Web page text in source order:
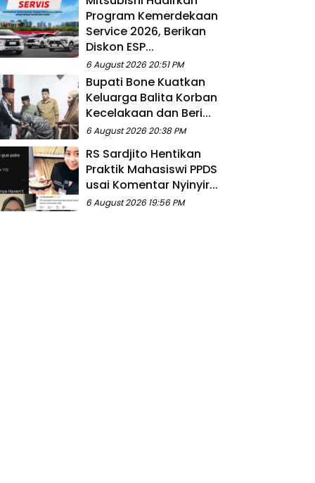
Program Kemerdekaan
Service 2026, Berikan
Diskon ESP...
6 August 2026 20:51 PM
Bupati Bone Kuatkan
Keluarga Balita Korban
Kecelakaan dan Beri...
6 August 2026 20:38 PM
RS Sardjito Hentikan
Praktik Mahasiswi PPDS
usai Komentar Nyinyir...
6 August 2026 19:56 PM